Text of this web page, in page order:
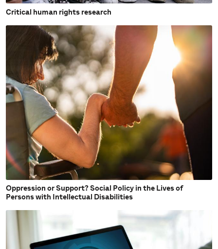
Critical human rights research
Oppression or Support? Social Policy in the Lives of
Persons with Intellectual Disabilities